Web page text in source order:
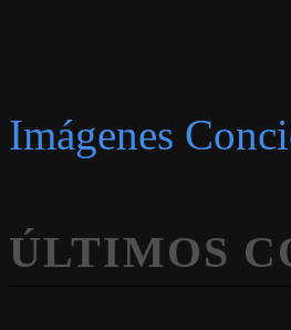
Imágenes
ÚLTIMOS